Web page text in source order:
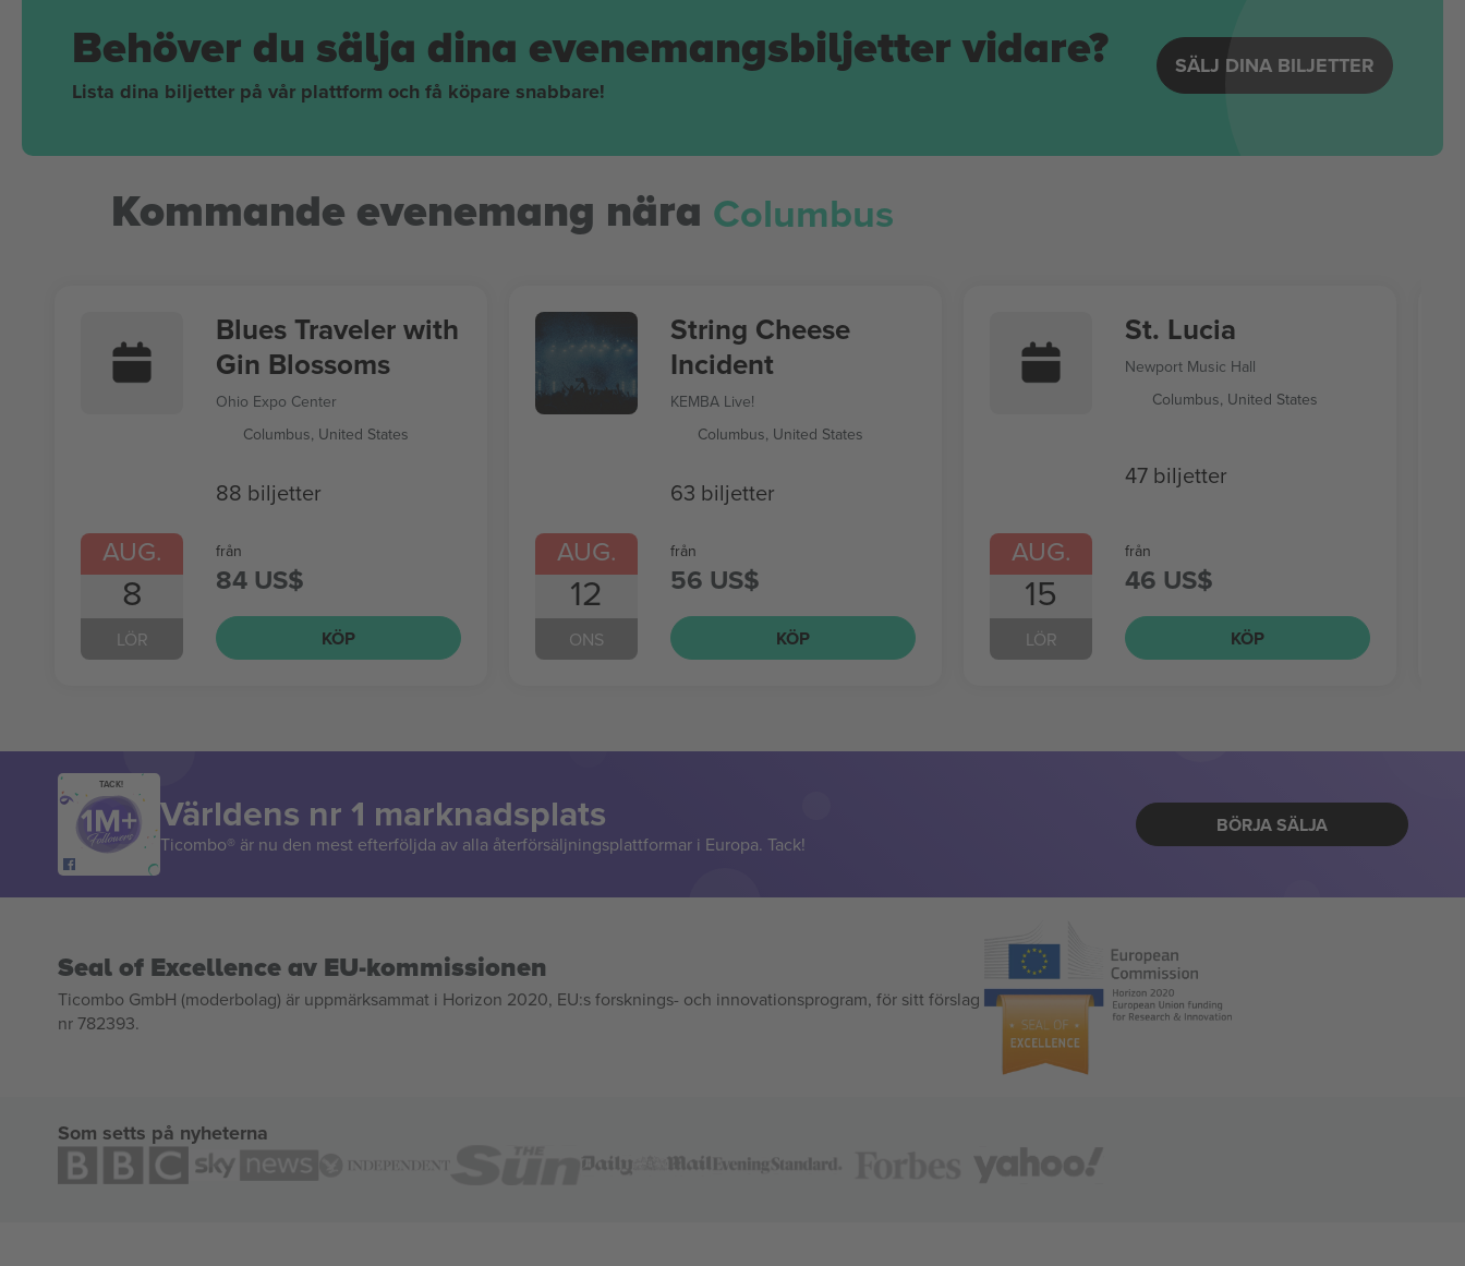
Behöver du sälja dina evenemangsbiljetter vidare?
Lista dina biljetter på vår plattform och få köpare snabbare!
SÄLJ DINA BILJETTER
Kommande evenemang nära Columbus
AUG.
8
LÖR
Blues Traveler with
Gin Blossoms
Ohio Expo Center
Columbus, United States
88 biljetter
från
84 US$
KÖP
AUG.
12
ONS
String Cheese
Incident
KEMBA Live!
Columbus, United States
63 biljetter
från
56 US$
KÖP
AUG.
15
LÖR
St. Lucia
Newport Music Hall
Columbus, United States
47 biljetter
från
46 US$
KÖP
TACK!
Världens nr 1 marknadsplats
Ticombo® är nu den mest efterföljda av alla återförsäljningsplattformar i Europa. Tack!
BÖRJA SÄLJA
Seal of Excellence av EU-kommissionen
Ticombo GmbH (moderbolag) är uppmärksammat i Horizon 2020, EU:s forsknings- och innovationsprogram, för sitt förslag
nr 782393.
Som setts på nyheterna